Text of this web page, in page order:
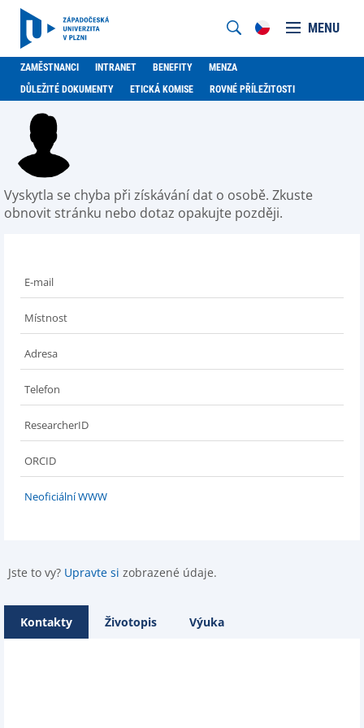
MENU
ZAMĚSTNANCI INTRANET BENEFITY
MENZA
DŮLEŽITÉ DOKUMENTY
ETICKÁ KOMISE ROVNÉ PŘÍLEŽITOSTI
Vyskytla se chyba při získávání dat o osobě. Zkuste
obnovit stránku nebo dotaz opakujte později.
E-mail
Místnost
Adresa
Telefon
ResearcherID
ORCID
Neoficiální WWW
Jste to vy? Upravte si zobrazené údaje.
Kontakty Životopis Výuka